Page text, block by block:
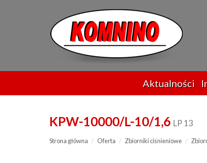
Aktualności
KPW-10000/L-10/1,6 LP 13
Strona główna Oferta Zbiorniki ciśnieniowe